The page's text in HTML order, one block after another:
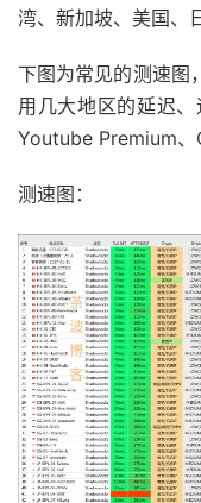
湾、新加坡、美国、
下图为常见的测速图
用几大地区的延迟
Youtube Premium、
测速图：